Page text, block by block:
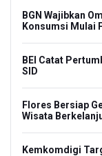
BGN Wajibkan
Konsumsi Mulai
BEI Catat
SID
Flores Bersiap
Wisata
Kemkomdigi